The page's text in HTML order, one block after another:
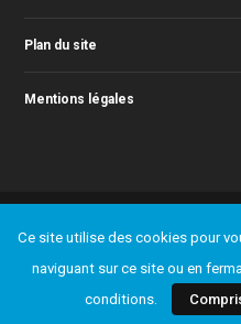
Plan du site
Mentions légales
RONTEY (
Ajouter un événement
Formulaire d’inscription « bénévolat
Ce site utilise des cookies pour
naviguant sur ce site ou en
conditions.